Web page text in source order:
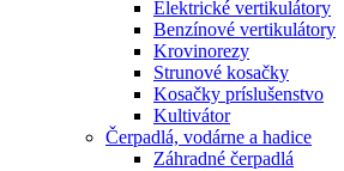
Elektrické vertikulátory
Benzínové vertikulátory
Krovinorezy
Strunové kosačky
Kosačky príslušenstvo
Kultivátor
Čerpadlá, vodárne a hadice
Záhradné čerpadlá